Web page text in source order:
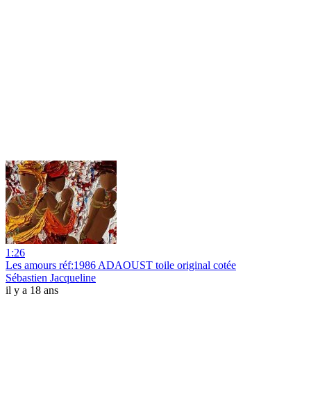
1:26
Les amours réf:1986 ADAOUST toile original cotée
Sébastien Jacqueline
il y a 18 ans